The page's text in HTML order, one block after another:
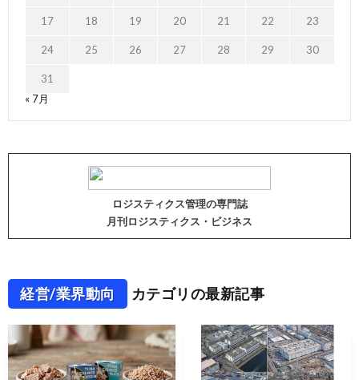
17 18 19 20 21 22 23
24 25 26 27 28 29 30
31
« 7月
ロジスティクス管理の専門誌
月刊ロジスティクス・ビジネス
経営/業界動向 カテゴリの最新記事